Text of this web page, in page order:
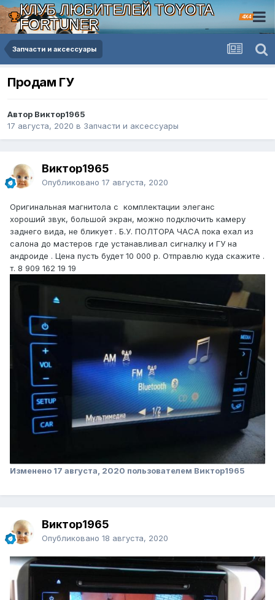
КЛУБ ЛЮБИТЕЛЕЙ TOYOTA
FORTUNER
4X4
Запчасти и аксессуары
Продам ГУ
Автор Виктор1965
17 августа, 2020 в Запчасти и аксессуары
Виктор1965
Опубликовано 17 августа, 2020
Оригинальная магнитола с комплектации элеганс
хороший звук, большой экран, можно подключить камеру
заднего вида, не бликует . Б.У. ПОЛТОРА ЧАСА пока ехал из
салона до мастеров где устанавливал сигналку и ГУ на
андроиде . Цена пусть будет 10 000 р. Отправлю куда скажите .
т. 8 909 162 19 19
Изменено 17 августа, 2020 пользователем Виктор1965
Виктор1965
Опубликовано 18 августа, 2020